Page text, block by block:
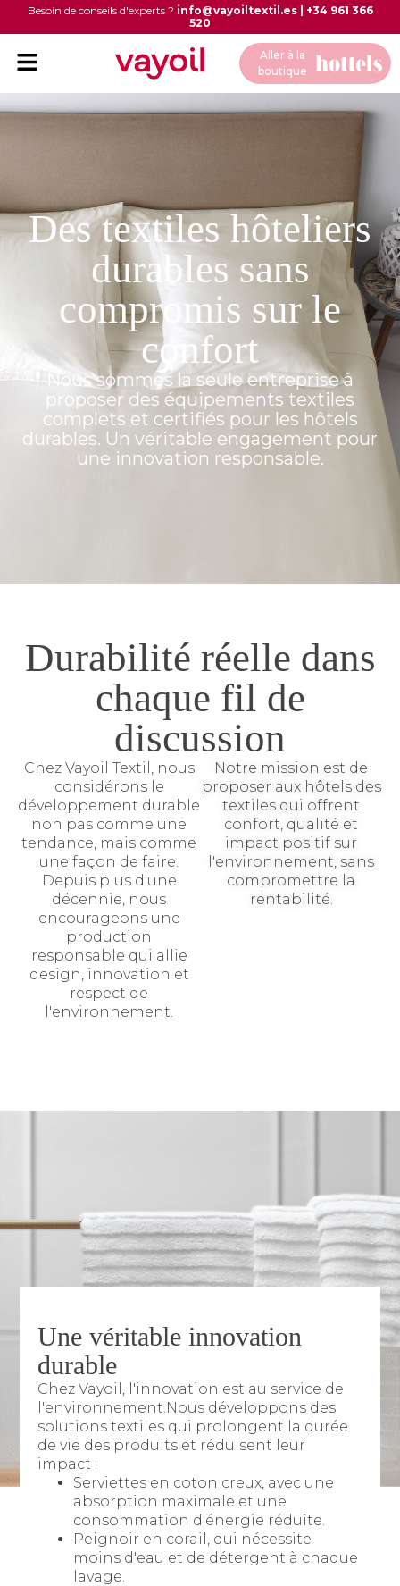
Besoin de conseils d'experts ? info@vayoiltextil.es| +34 961 366
520
Aller à la
boutique
Des textiles hôteliers
durables sans
compromis sur le
confort
Nous sommes la seule entreprise à
proposer des équipements textiles
complets et certifiés pour les hôtels
durables. Un véritable engagement pour
une innovation responsable.
Durabilité réelle dans
chaque fil de
discussion
Chez Vayoil Textil, nous
considérons le
développement durable
non pas comme une
tendance, mais comme
une façon de faire.
Depuis plus d'une
décennie, nous
encourageons une
production
responsable qui allie
design, innovation et
respect de
l'environnement.
Notre mission est de
proposer aux hôtels des
textiles qui offrent
confort, qualité et
impact positif sur
l'environnement, sans
compromettre la
rentabilité.
Une véritable innovation
durable
Chez Vayoil, l'innovation est au service de
l'environnement.Nous développons des
solutions textiles qui prolongent la durée
de vie des produits et réduisent leur
impact :
Serviettes en coton creux, avec une
absorption maximale et une
consommation d'énergie réduite.
Peignoir en corail, qui nécessite
moins d'eau et de détergent à chaque
lavage.